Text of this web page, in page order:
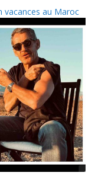
vacances au Maroc